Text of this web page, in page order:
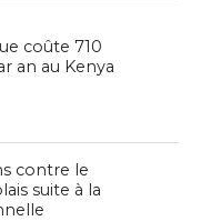
coûte 710
an au Kenya
contre le
suite à la